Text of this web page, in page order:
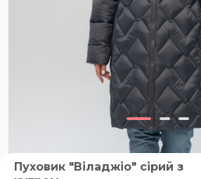
Пуховик "Віладжіо" сірий з